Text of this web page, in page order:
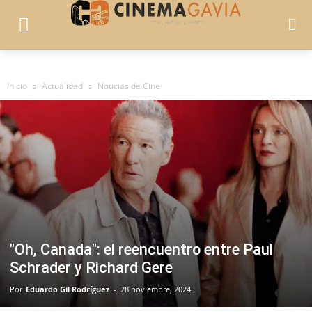
Inicio Actualidad Noticias de Cine
"Oh, Canada": el reencuentro entre Paul
Schrader y Richard Gere
Por Eduardo Gil Rodríguez - 28 noviembre, 2024